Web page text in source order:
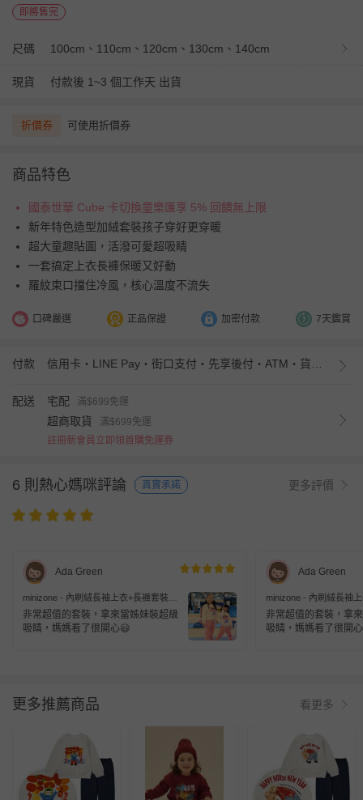
即將售完
尺碼 100cm、110cm、120cm、130cm、140cm
現貨 付款後 1~3 個工作天 出貨
折價券 可使用折價券
商品特色
國泰世華 Cube 卡切換童樂匯享 5% 回饋無上限
新年特色造型加絨套裝孩子穿好更穿暖
超大童趣貼圖，活潑可愛超吸睛
一套搞定上衣長褲保暖又好動
羅紋束口擋住冷風，核心溫度不流失
口碑嚴選 正品保證 加密付款 7天鑑賞
付款
配送 宅配 滿$699免運
超商取貨
滿$699免運
註冊新會員立即領首購免運券
6 則熱心媽咪評論 真實承諾 更多評價
Ada Green
minizone - 內刷絨長袖上衣+長褲套裝-
萌動新春-米白x粉
非常超值的套裝，拿來當姊妹裝超級
吸睛，媽媽看了很開心😃
Ada Green
minizone - 內刷絨長袖
萌動新春-米白x粉
非常超值的套裝，拿
吸睛，媽媽看了很開
更多推薦商品 看更多